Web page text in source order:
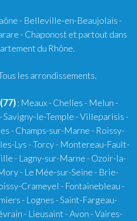
- Belleville-en-Beaujolais -
- Chaponost et partout dans
du Rhône.
les arrondissements.
: Meaux - Chelles - Melun -
le-Temple - Villeparisis -
- Champs-sur-Marne - Roissy-
Lys - Torcy - Montereau-Fault-
- Lagny-sur-Marne - Ozoir-la-
- Le Mée-sur-Seine - Brie-
Crameyel - Fontainebleau -
- Lognes - Saint-Fargeau-
- Lieusaint - Avon - Vaires-